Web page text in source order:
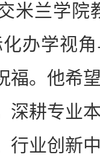
兰学院
办学视
福。他希
深耕专业
行业创新